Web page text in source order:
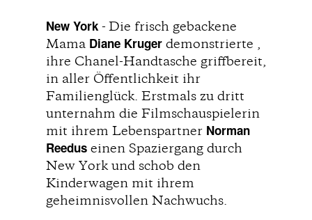
New York - Die frisch gebackene
Mama Diane Krugerdemonstrierte ,
ihre Chanel-Handtasche griffbereit,
in aller Öffentlichkeit ihr
Familienglück. Erstmals zu dritt
unternahm die Filmschauspielerin
mit ihrem Lebenspartner Norman
Reedus einen Spaziergang durch
New York und schob den
Kinderwagen mit ihrem
geheimnisvollen Nachwuchs.